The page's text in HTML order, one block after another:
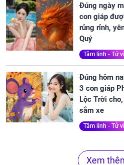
Đúng ngày
con giáp
rủng rỉnh,
Quý
Tâm linh - Tử vi
Đúng hôm
3 con giáp
Lộc Trời
sắm xe
Tâm linh - Tử vi
Xem